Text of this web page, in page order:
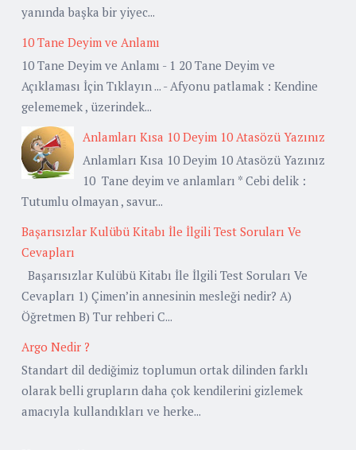
yanında başka bir yiyec...
10 Tane Deyim ve Anlamı
10 Tane Deyim ve Anlamı - 1 20 Tane Deyim ve
Açıklaması İçin Tıklayın ... - Afyonu patlamak : Kendine
gelememek , üzerindek...
Anlamları Kısa 10 Deyim 10 Atasözü Yazınız
Anlamları Kısa 10 Deyim 10 Atasözü Yazınız
10 Tane deyim ve anlamları * Cebi delik :
Tutumlu olmayan , savur...
Başarısızlar Kulübü Kitabı İle İlgili Test Soruları Ve
Cevapları
Başarısızlar Kulübü Kitabı İle İlgili Test Soruları Ve
Cevapları 1) Çimen’in annesinin mesleği nedir? A)
Öğretmen B) Tur rehberi C...
Argo Nedir ?
Standart dil dediğimiz toplumun ortak dilinden farklı
olarak belli grupların daha çok kendilerini gizlemek
amacıyla kullandıkları ve herke...